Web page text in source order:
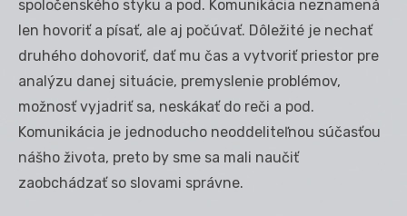
spoločenského styku a pod. Komunikácia neznamená
len hovoriť a písať, ale aj počúvať. Dôležité je nechať
druhého dohovoriť, dať mu čas a vytvoriť priestor pre
analýzu danej situácie, premyslenie problémov,
možnosť vyjadriť sa, neskákať do reči a pod.
Komunikácia je jednoducho neoddeliteľnou súčasťou
nášho života, preto by sme sa mali naučiť
zaobchádzať so slovami správne.